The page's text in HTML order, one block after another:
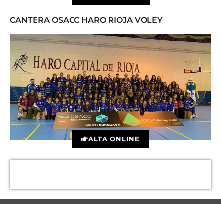
CANTERA OSACC HARO RIOJA VOLEY
ALTA ONLINE